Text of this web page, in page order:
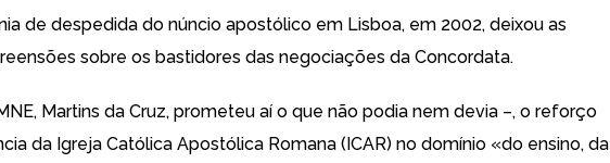
de despedida do núncio apostólico em Lisboa, em 2002, deixou as
sobre os bastidores das negociações da Concordata.
Martins da Cruz, prometeu aí o que não podia nem devia –, o reforço
da Igreja Católica Apostólica Romana (ICAR) no domínio «do ensino, da